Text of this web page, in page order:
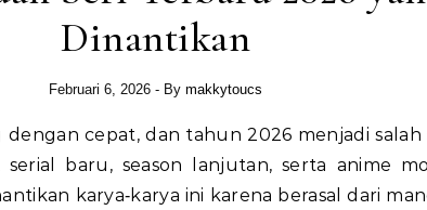
Dinantikan
Februari 6, 2026 - By makkytoucs
baru, season lanjutan, serta anime
karya‑karya ini karena berasal dari